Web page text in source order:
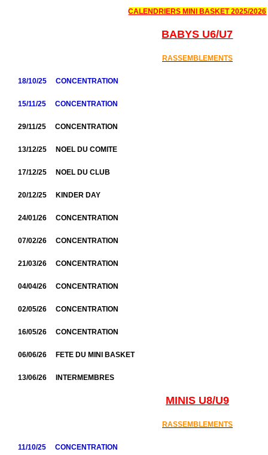
CALENDRIERS MINI BASKET 2025/2026
BABYS U6/U7
RASSEMBLEMENTS
18/10/25 CONCENTRATION
15/11/25 CONCENTRATION
29/11/25 CONCENTRATION
13/12/25 NOEL DU COMITE
17/12/25 NOEL DU CLUB
20/12/25 KINDER DAY
24/01/26 CONCENTRATION
07/02/26 CONCENTRATION
21/03/26 CONCENTRATION
04/04/26 CONCENTRATION
02/05/26 CONCENTRATION
16/05/26 CONCENTRATION
06/06/26 FETE DU MINI BASKET
13/06/26 INTERMEMBRES
MINIS U8/U9
RASSEMBLEMENTS
11/10/25 CONCENTRATION